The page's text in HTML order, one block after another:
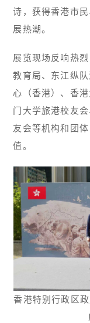
诗，获得香港市
展热潮。
展览现场反响热
教育局、东江纵
心（香港）、香
门大学旅港校友
友会等机构和团
值。
香港特别行政区